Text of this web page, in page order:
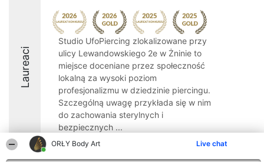
ORŁY Body Art Live chat
Laureaci
Studio UfoPiercing zlokalizowane przy
ulicy Lewandowskiego 2e w Żninie to
miejsce doceniane przez społeczność
lokalną za wysoki poziom
profesjonalizmu w dziedzinie piercingu.
Szczególną uwagę przykłada się w nim
do zachowania sterylnych i
bezpiecznych ...
10